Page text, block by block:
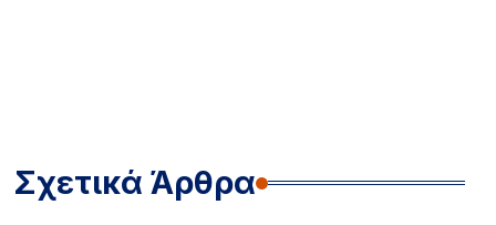
Σχετικά Άρθρα